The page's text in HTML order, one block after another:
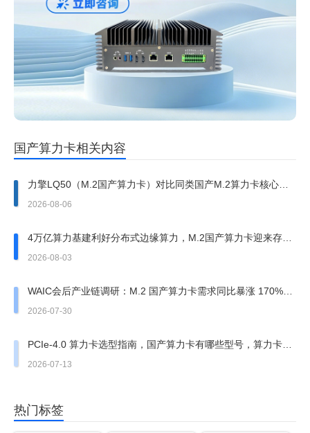
国产算力卡相关内容
力擎LQ50（M.2国产算力卡）对比同类国产M.2算力卡核心优
势
2026-08-06
4万亿算力基建利好分布式边缘算力，M.2国产算力卡迎来存量
改造红利
2026-08-03
WAIC会后产业链调研：M.2 国产算力卡需求同比暴涨 170%，
边缘算力迎来爆发窗口
2026-07-30
PCIe‑4.0 算力卡选型指南，国产算力卡有哪些型号，算力卡排
名及国产算力卡排名
2026-07-13
热门标签